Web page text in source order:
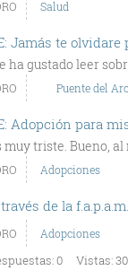
Salud
Jamás te olvidare
ha gustado leer
Puente del
Adopción para
muy triste. Bueno,
Adopciones
de la
Adopciones
0 Vistas: